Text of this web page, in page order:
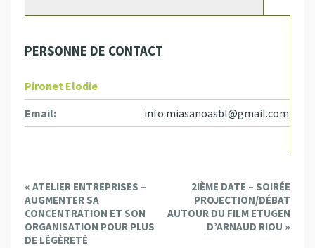
PERSONNE DE CONTACT
Pironet Elodie
Email:
info.miasanoasbl@gmail.com
E
v
e
n
« ATELIER ENTREPRISES –
AUGMENTER SA
CONCENTRATION ET SON
ORGANISATION POUR PLUS
DE LÉGÈRETÉ
2IÈME DATE – SOIRÉE
PROJECTION/DÉBAT
AUTOUR DU FILM ETUGEN
D’ARNAUD RIOU »